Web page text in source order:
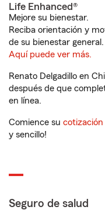
Life Enhanced®
Mejore su bienestar.
Reciba orientación y
de su bienestar general.
Aquí puede ver más.
Renato Delgadillo en
después de que
en línea.
Comience su cotización
y sencillo!
Seguro de salud